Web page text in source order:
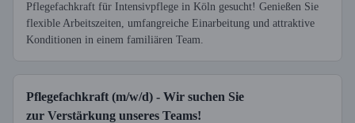
Pflegefachkraft für Intensivpflege in Köln gesucht! Genießen Sie
flexible Arbeitszeiten, umfangreiche Einarbeitung und attraktive
Konditionen in einem familiären Team.
Pflegefachkraft (m/w/d) - Wir suchen Sie
zur Verstärkung unseres Teams!